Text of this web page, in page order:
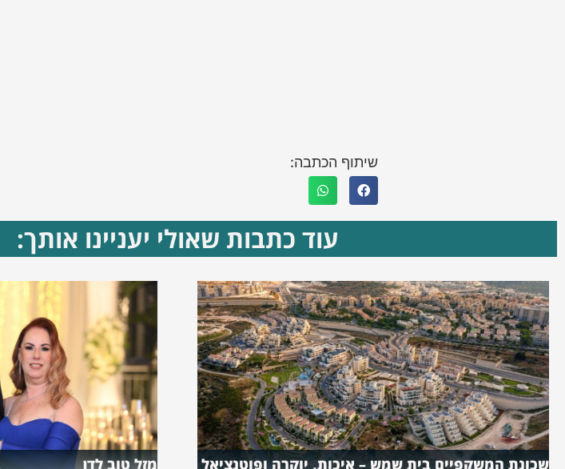
שיתוף הכתבה:
עוד כתבות שאולי יעניינו אותך:
שכונת המשקפיים בית שמש – איכות, יוקרה ופוטנציאל מזל טוב לדן